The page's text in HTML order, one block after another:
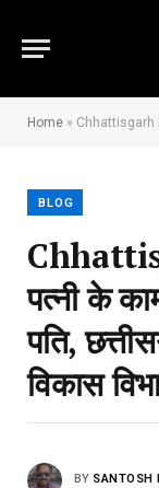
Home » Chhattisgarh News:
BLOG
पत्नी के
पति,
विकास
BY SANTOSH